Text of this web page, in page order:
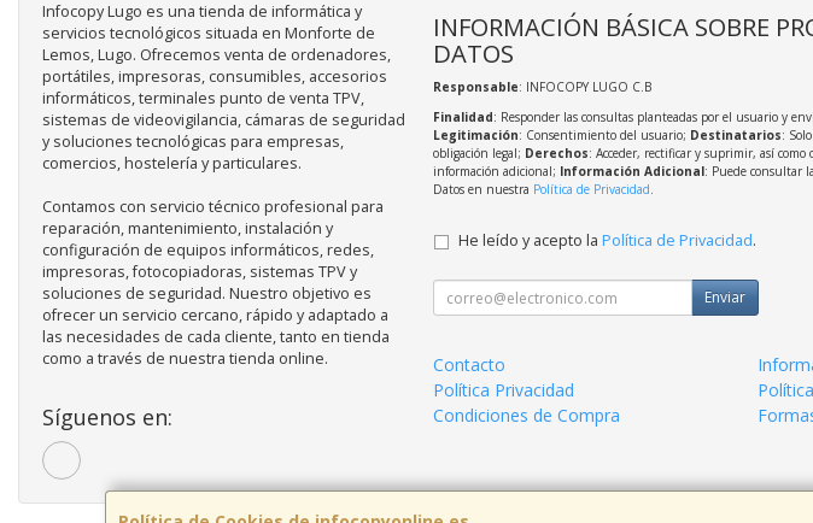
Infocopy Lugo es una tienda de informática y
servicios tecnológicos situada en Monforte de
Lemos, Lugo. Ofrecemos venta de ordenadores,
portátiles, impresoras, consumibles, accesorios
informáticos, terminales punto de venta TPV,
sistemas de videovigilancia, cámaras de seguridad
y soluciones tecnológicas para empresas,
comercios, hostelería y particulares.
Contamos con servicio técnico profesional para
reparación, mantenimiento, instalación y
configuración de equipos informáticos, redes,
impresoras, fotocopiadoras, sistemas TPV y
soluciones de seguridad. Nuestro objetivo es
ofrecer un servicio cercano, rápido y adaptado a
las necesidades de cada cliente, tanto en tienda
como a través de nuestra tienda online.
Síguenos en:
INFORMACIÓN BÁSICA SOBRE
DATOS
Responsable: INFOCOPY LUGO C.B
Finalidad: Responder las consultas planteadas por el usuario y
Legitimación: Consentimiento del usuario; Destinatarios:
obligación legal; Derechos: Acceder, rectificar y suprimir, así como
información adicional; Información Adicional: Puede consultar
Datos en nuestra Política de Privacidad.
He leído y acepto la Política de Privacidad.
Enviar
Contacto
Política Privacidad
Condiciones de Compra